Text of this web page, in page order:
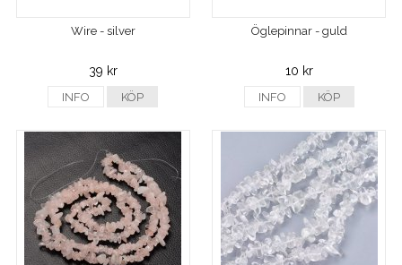
Wire - silver
39 kr
INFO KÖP
Öglepinnar - guld
10 kr
INFO KÖP